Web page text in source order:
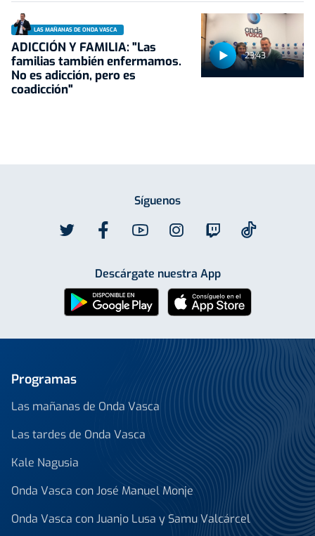
23:43
LAS MAÑANAS DE ONDA VASCA
ADICCIÓN Y FAMILIA: "Las
familias también enfermamos.
No es adicción, pero es
coadicción"
Síguenos
Descárgate nuestra App
Programas
Las mañanas de Onda Vasca
Las tardes de Onda Vasca
Kale Nagusia
Onda Vasca con José Manuel Monje
Onda Vasca con Juanjo Lusa y Samu Valcárcel